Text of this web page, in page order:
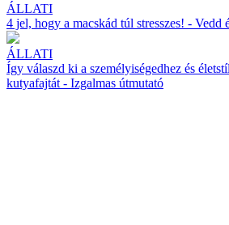
ÁLLATI
4 jel, hogy a macskád túl stresszes! - Vedd
ÁLLATI
Így válaszd ki a személyiségedhez és
kutyafajtát - Izgalmas útmutató